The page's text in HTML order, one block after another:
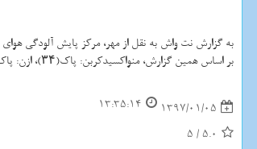
به گزارش نت واش به نقل از مهر، مركز پایش آلودگی هوای محیط زیست استان تهران
بر اساس همین گزارش، منواكسیدكربن: پاك(۳۴)، ازن: پاك(۴۵)، دی اكسید نیتروژن: سالم(۵۱)، دی اكسید گوگرد: پاك(۱۲)، ذرات معلق با قطر كمتر از ۱۰ میكرون: پاك(۳۱)، ذرات معلق با قطر كمتر از ۲.۵ میكرون: پاك(۴۵) است.
1397/01/05
13:35:14
5.0
/
5